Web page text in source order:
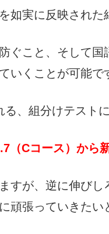
如実に反映された
ぐこと、そして国
いくことが可能で
、組分けテスト
（Cコース）から
すが、逆に伸び
に頑張っていきたい